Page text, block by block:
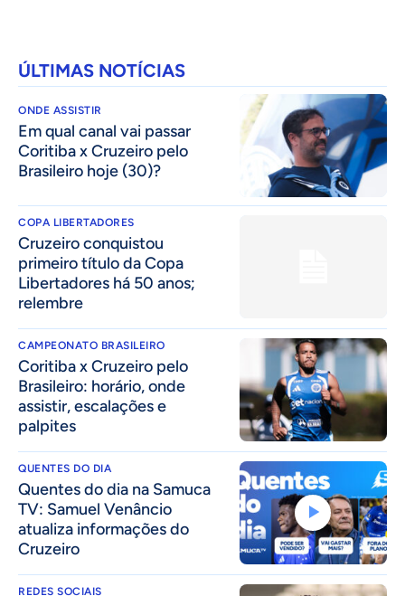
ÚLTIMAS NOTÍCIAS
ONDE ASSISTIR
Em qual canal vai passar
Coritiba x Cruzeiro pelo
Brasileiro hoje (30)?
COPA LIBERTADORES
Cruzeiro conquistou
primeiro título da Copa
Libertadores há 50 anos;
relembre
CAMPEONATO BRASILEIRO
Coritiba x Cruzeiro pelo
Brasileiro: horário, onde
assistir, escalações e
palpites
QUENTES DO DIA
Quentes do dia na Samuca
TV: Samuel Venâncio
atualiza informações do
Cruzeiro
REDES SOCIAIS